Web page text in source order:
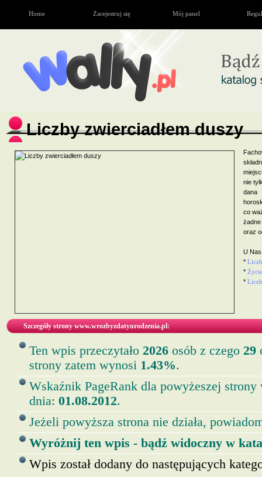
Home Zarejestruj się Mój panel
Liczby zwierciadłem duszy
nie
dana
co
oraz
U
*
*
*
Szczegóły strony www.wrozbyzdatyurodzenia.pl:
Ten wpis przeczytało 2026 osób z czego 29
strony zatem wynosi 1.43%.
Wskaźnik PageRank dla powyżeszej strony
dnia: 01.08.2012.
Jeżeli powyższa strona nie działa,
Wyróżnij ten wpis - bądź widoczny w
Wpis został dodany do następujących